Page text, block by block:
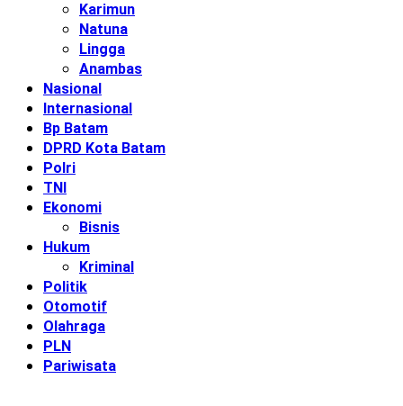
Karimun
Natuna
Lingga
Anambas
Nasional
Internasional
Bp Batam
DPRD Kota Batam
Polri
TNI
Ekonomi
Bisnis
Hukum
Kriminal
Politik
Otomotif
Olahraga
PLN
Pariwisata